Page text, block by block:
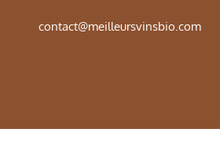
contact@meilleursvinsbio.com